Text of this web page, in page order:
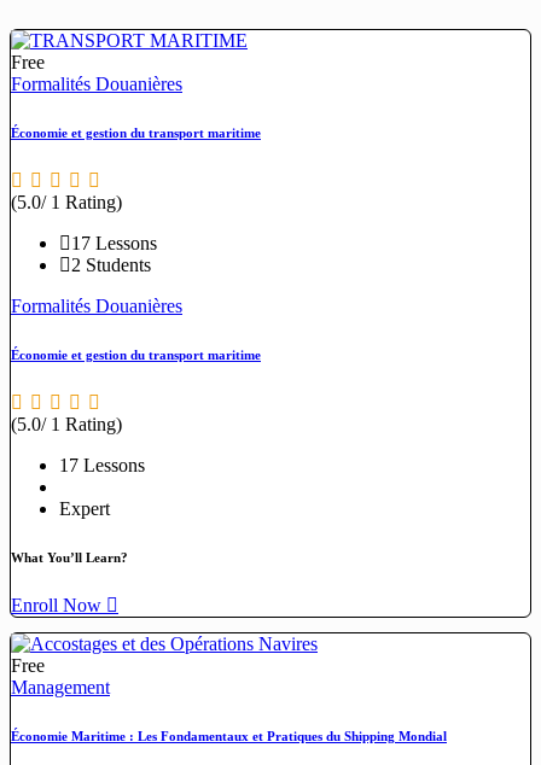
Free
Formalités Douanières
Économie et gestion du transport maritime
(5.0/ 1 Rating)
17 Lessons
2 Students
Formalités Douanières
Économie et gestion du transport maritime
(5.0/ 1 Rating)
17 Lessons
Expert
What You’ll Learn?
Enroll Now
Free
Management
Économie Maritime : Les Fondamentaux et Pratiques du Shipping Mondial